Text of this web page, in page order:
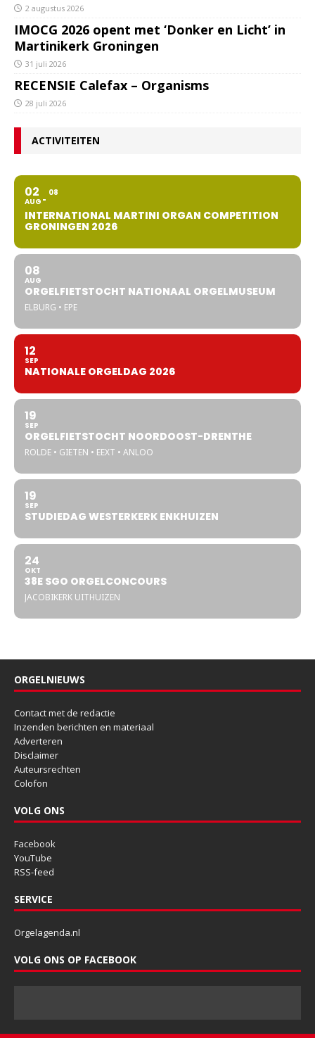
2 augustus 2026
IMOCG 2026 opent met ‘Donker en Licht’ in
Martinikerk Groningen
31 juli 2026
RECENSIE Calefax – Organisms
28 juli 2026
ACTIVITEITEN
02
AUG
08
INTERNATIONAL MARTINI ORGAN COMPETITION
GRONINGEN 2026
08
AUG
ORGELFIETSTOCHT NATIONAAL ORGELMUSEUM
ELBURG • EPE
12
SEP
NATIONALE ORGELDAG 2026
19
SEP
ORGELFIETSTOCHT NOORDOOST-DRENTHE
ROLDE • GIETEN • EEXT • ANLOO
19
SEP
STUDIEDAG WESTERKERK ENKHUIZEN
24
OKT
38E SGO ORGELCONCOURS
JACOBIKERK UITHUIZEN
ORGELNIEUWS
Contact met de redactie
Inzenden berichten en materiaal
Adverteren
Disclaimer
Auteursrechten
Colofon
VOLG ONS
Facebook
YouTube
RSS-feed
SERVICE
Orgelagenda.nl
VOLG ONS OP FACEBOOK